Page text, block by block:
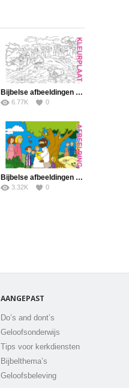
Bijbelse afbeeldingen en kleurplaten – Marcus 16, Lucas 24, Handelingen 1 – Jezus’ hemelvaart, belofte komst Heilige Geest
6.77K 0
Bijbelse afbeeldingen en kleurplaten – Mattheüs 19, Marcus 10, Lucas 18 – Jezus: ‘Laat de kinderen tot Mij komen.’
3.32K 0
AANGEPAST
Do’s and dont’s
Geloofsonderwijs
Tips voor kerkdiensten
Bijbelthema’s
Geloofsbeleving